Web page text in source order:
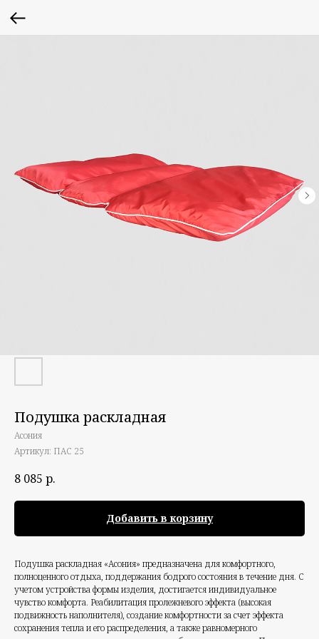
Подушка раскладная
Асония
Артикул: ПАС 25
8 085 р.
Добавить в корзину
Подушка раскладная «Асония» предназначена для комфортного,
полноценного отдыха, поддержания бодрого состояния в течение дня. С
учетом устройства формы изделия, достигается индивидуальное
чувство комфорта. Реабилитация пролежневого эффекта (высокая
подвижность наполнителя), создание комфортности за счет эффекта
сохранения тепла и его распределения, а также равномерного